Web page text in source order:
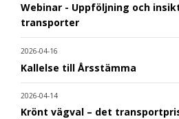
Webinar - Uppföljning och
transporter
2026-04-16
Kallelse till Årsstämma
2026-04-14
Krönt vägval – det